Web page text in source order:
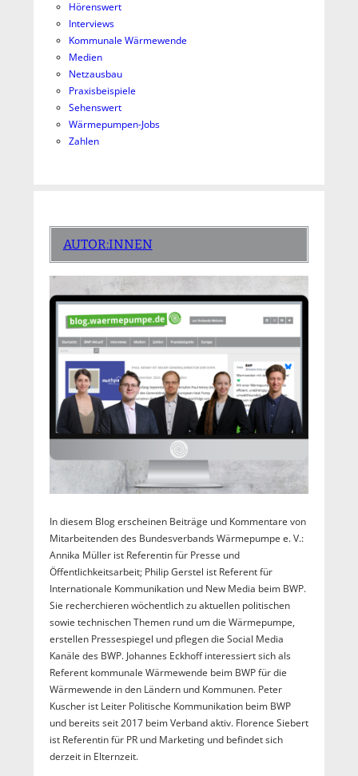
Hörenswert
Interviews
Kommunale Wärmewende
Medien
Netzausbau
Praxisbeispiele
Sehenswert
Wärmepumpen-Jobs
Zahlen
AUTOR:INNEN
In diesem Blog erscheinen Beiträge und Kommentare von
Mitarbeitenden des Bundesverbands Wärmepumpe e. V.:
Annika Müller ist Referentin für Presse und
Öffentlichkeitsarbeit; Philip Gerstel ist Referent für
Internationale Kommunikation und New Media beim BWP.
Sie recherchieren wöchentlich zu aktuellen politischen
sowie technischen Themen rund um die Wärmepumpe,
erstellen Pressespiegel und pflegen die Social Media
Kanäle des BWP. Johannes Eckhoff interessiert sich als
Referent kommunale Wärmewende beim BWP für die
Wärmewende in den Ländern und Kommunen. Peter
Kuscher ist Leiter Politische Kommunikation beim BWP
und bereits seit 2017 beim Verband aktiv. Florence Siebert
ist Referentin für PR und Marketing und befindet sich
derzeit in Elternzeit.